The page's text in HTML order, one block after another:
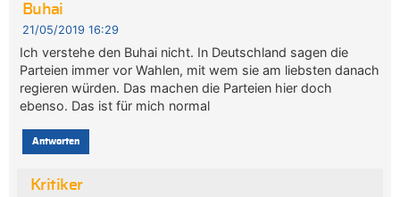
Buhai
21/05/2019 16:29
Ich verstehe den Buhai nicht. In Deutschland sagen die
Parteien immer vor Wahlen, mit wem sie am liebsten danach
regieren würden. Das machen die Parteien hier doch
ebenso. Das ist für mich normal
Antworten
Kritiker